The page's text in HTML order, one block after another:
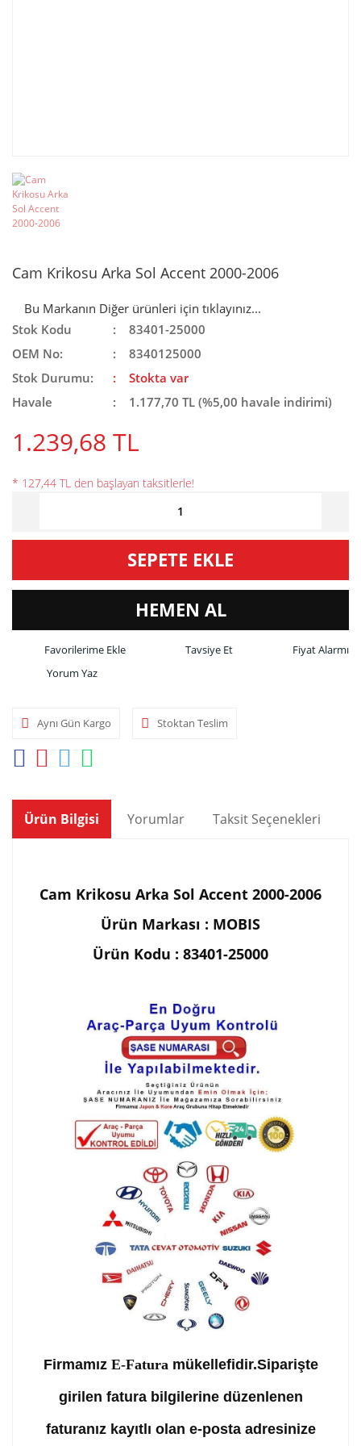
Cam Krikosu Arka Sol Accent 2000-2006
Bu Markanın Diğer ürünleri için tıklayınız...
Stok Kodu
83401-25000
OEM No:
8340125000
Stok Durumu:
Stokta var
Havale
1.177,70 TL (%5,00 havale indirimi)
1.239,68 TL
* 127,44 TL den başlayan taksitlerle!
SEPETE EKLE
HEMEN AL
Tavsiye Et
Fiyat Alarmı
Yorum Yaz
Aynı Gün Kargo Stoktan Teslim
Ürün Bilgisi Yorumlar Taksit Seçenekleri
Cam Krikosu Arka Sol Accent 2000-2006
Ürün Markası : MOBIS
Ürün Kodu : 83401-25000
Firmamız E-Fatura mükellefidir.Siparişte
girilen fatura bilgilerine düzenlenen
faturanız kayıtlı olan e-posta adresinize